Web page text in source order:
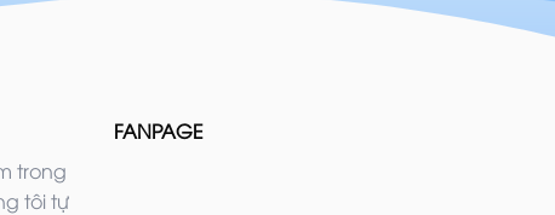
trong
tôi tự
FANPAGE